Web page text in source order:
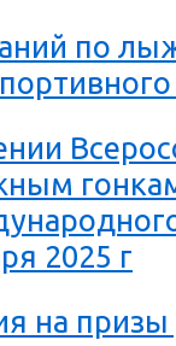
по
2025 г
на